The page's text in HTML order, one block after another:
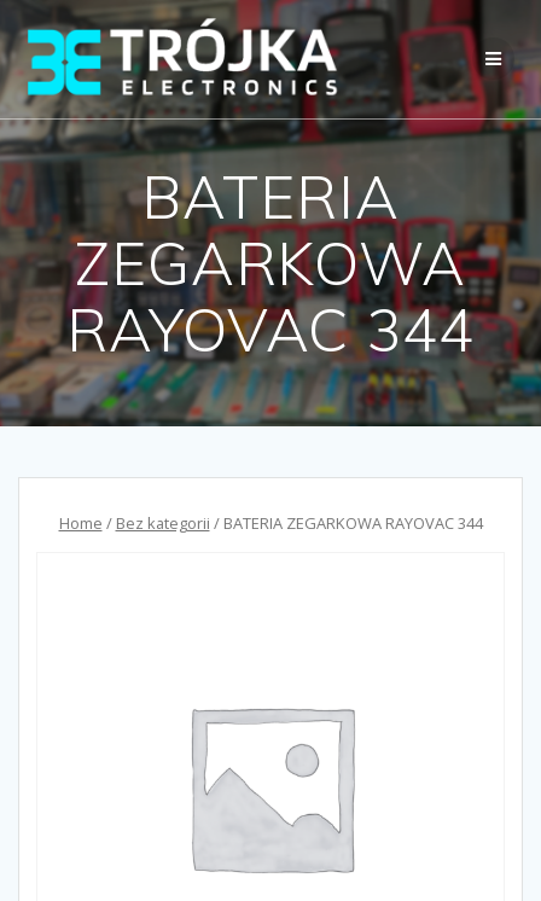
Przejdź
do
treści
BATERIA
ZEGARKOWA
RAYOVAC 344
Home / Bez kategorii / BATERIA ZEGARKOWA RAYOVAC 344